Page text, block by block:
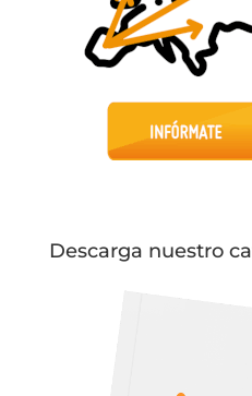
Descarga nuestro